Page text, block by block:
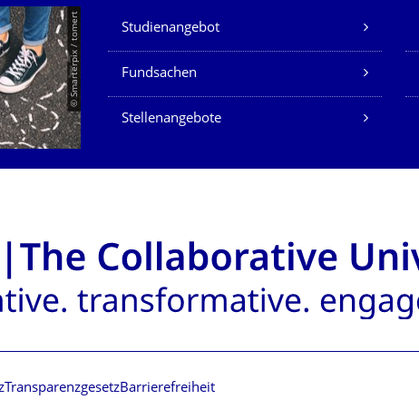
© Smarterpix / tomert Unsere Dienste
Studienangebot
Fundsachen
Stellenangebote
TransparenzgesetzBarrierefreiheit